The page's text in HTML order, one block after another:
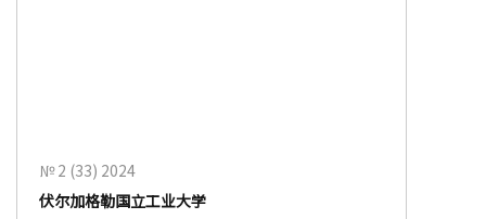
№ 2 (33) 2024
伏尔加格勒国立工业大学